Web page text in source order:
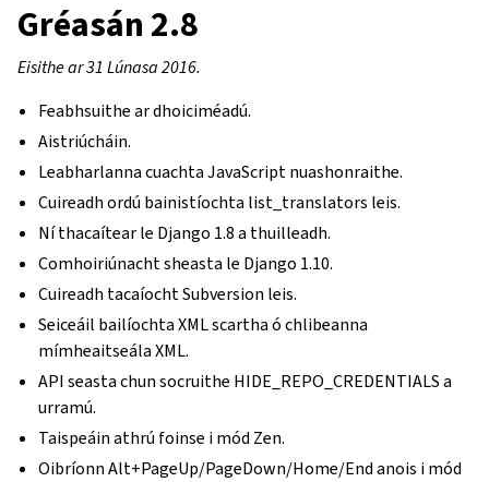
Gréasán 2.8
Eisithe ar 31 Lúnasa 2016.
Feabhsuithe ar dhoiciméadú.
Aistriúcháin.
Leabharlanna cuachta JavaScript nuashonraithe.
Cuireadh ordú bainistíochta list_translators leis.
Ní thacaítear le Django 1.8 a thuilleadh.
Comhoiriúnacht sheasta le Django 1.10.
Cuireadh tacaíocht Subversion leis.
Seiceáil bailíochta XML scartha ó chlibeanna
mímheaitseála XML.
API seasta chun socruithe HIDE_REPO_CREDENTIALS a
urramú.
Taispeáin athrú foinse i mód Zen.
Oibríonn Alt+PageUp/PageDown/Home/End anois i mód